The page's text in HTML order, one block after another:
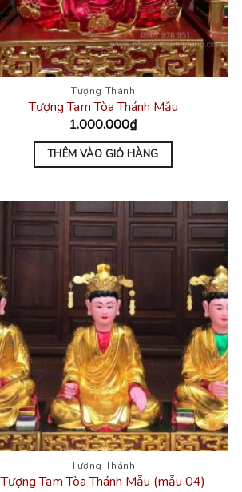
Tượng Thánh
Tượng Tam Tòa Thánh Mẫu
1.000.000₫
THÊM VÀO GIỎ HÀNG
Tượng Thánh
Tượng Tam Tòa Thánh Mẫu (mẫu 04)